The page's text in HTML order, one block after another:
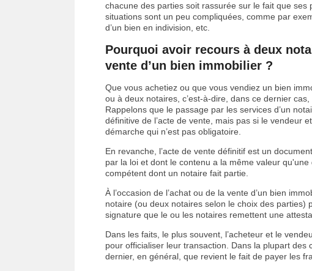
chacune des parties soit rassurée sur le fait que
situations sont un peu compliquées, comme par
d’un bien en indivision, etc.
Pourquoi avoir recours à deux
vente d’un bien immobilier ?
Que vous achetiez ou que vous vendiez un bien
ou à deux notaires, c’est-à-dire, dans ce dernier
Rappelons que le passage par les services d’un
définitive de l’acte de vente, mais pas si le vendeur
démarche qui n’est pas obligatoire.
En revanche, l’acte de vente définitif est un
par la loi et dont le contenu a la même valeur
compétent dont un notaire fait partie.
À l’occasion de l’achat ou de la vente d’un bien
notaire (ou deux notaires selon le choix des parties)
signature que le ou les notaires remettent une
Dans les faits, le plus souvent, l’acheteur et le
pour officialiser leur transaction. Dans la plupart des
dernier, en général, que revient le fait de payer les